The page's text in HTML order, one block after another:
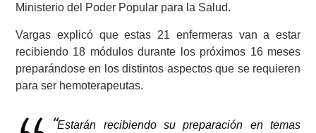
Ministerio del Poder Popular para la Salud.
Vargas explicó que estas 21 enfermeras van a estar
recibiendo 18 módulos durante los próximos 16 meses
preparándose en los distintos aspectos que se requieren
para ser hemoterapeutas.
“Estarán recibiendo su preparación en temas